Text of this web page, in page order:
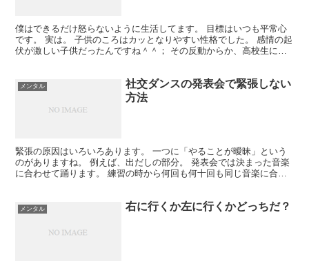
僕はできるだけ怒らないように生活してます。 目標はいつも平常心
です。 実は。 子供のころはカッとなりやすい性格でした。 感情の起
伏が激しい子供だったんですね＾＾； その反動からか、高校生にな
メンタル
社交ダンスの発表会で緊張しない
方法
緊張の原因はいろいろあります。 一つに「やることが曖昧」という
のがありますね。 例えば、出だしの部分。 発表会では決まった音楽
に合わせて踊ります。 練習の時から何回も何十回も同じ音楽に合わ
メンタル 右に行くか左に行くかどっちだ？